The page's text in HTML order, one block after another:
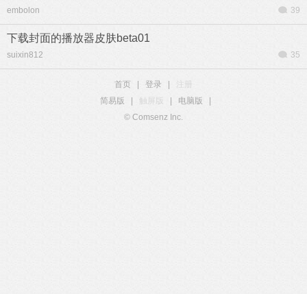
embolon 39
下载封面的播放器皮肤beta01
suixin812 35
首页 登录
简易版
触屏版 电脑版
© Comsenz Inc.